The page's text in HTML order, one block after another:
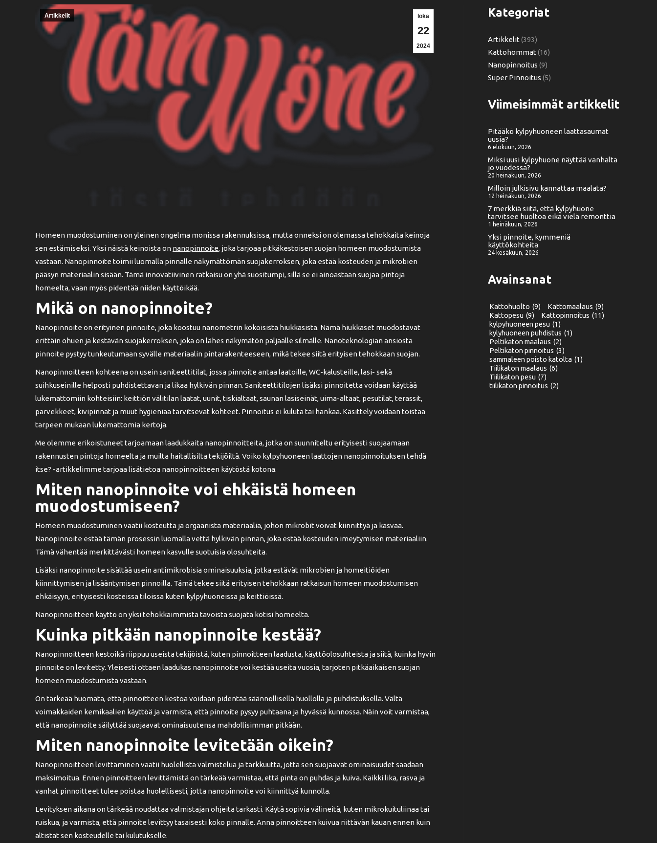
loka
22
2024
Artikkelit
Homeen muodostuminen on yleinen ongelma monissa rakennuksissa, mutta onneksi on olemassa tehokkaita keinoja
sen estämiseksi. Yksi näistä keinoista on nanopinnoite, joka tarjoaa pitkäkestoisen suojan homeen muodostumista
vastaan. Nanopinnoite toimii luomalla pinnalle näkymättömän suojakerroksen, joka estää kosteuden ja mikrobien
pääsyn materiaalin sisään. Tämä innovatiivinen ratkaisu on yhä suositumpi, sillä se ei ainoastaan suojaa pintoja
homeelta, vaan myös pidentää niiden käyttöikää.
Mikä on nanopinnoite?
Nanopinnoite on erityinen pinnoite, joka koostuu nanometrin kokoisista hiukkasista. Nämä hiukkaset muodostavat
erittäin ohuen ja kestävän suojakerroksen, joka on lähes näkymätön paljaalle silmälle. Nanoteknologian ansiosta
pinnoite pystyy tunkeutumaan syvälle materiaalin pintarakenteeseen, mikä tekee siitä erityisen tehokkaan suojan.
Nanopinnoitteen kohteena on usein saniteettitilat, jossa pinnoite antaa laatoille, WC-kalusteille, lasi- sekä
suihkuseinille helposti puhdistettavan ja likaa hylkivän pinnan. Saniteettitilojen lisäksi pinnoitetta voidaan käyttää
lukemattomiin kohteisiin: keittiön välitilan laatat, uunit, tiskialtaat, saunan lasiseinät, uima-altaat, pesutilat, terassit,
parvekkeet, kivipinnat ja muut hygieniaa tarvitsevat kohteet. Pinnoitus ei kuluta tai hankaa. Käsittely voidaan toistaa
tarpeen mukaan lukemattomia kertoja.
Me olemme erikoistuneet tarjoamaan laadukkaita nanopinnoitteita, jotka on suunniteltu erityisesti suojaamaan
rakennusten pintoja homeelta ja muilta haitallisilta tekijöiltä. Voiko kylpyhuoneen laattojen nanopinnoituksen tehdä
itse? -artikkelimme tarjoaa lisätietoa nanopinnoitteen käytöstä kotona.
Miten nanopinnoite voi ehkäistä homeen
muodostumiseen?
Homeen muodostuminen vaatii kosteutta ja orgaanista materiaalia, johon mikrobit voivat kiinnittyä ja kasvaa.
Nanopinnoite estää tämän prosessin luomalla vettä hylkivän pinnan, joka estää kosteuden imeytymisen materiaaliin.
Tämä vähentää merkittävästi homeen kasvulle suotuisia olosuhteita.
Lisäksi nanopinnoite sisältää usein antimikrobisia ominaisuuksia, jotka estävät mikrobien ja homeitiöiden
kiinnittymisen ja lisääntymisen pinnoilla. Tämä tekee siitä erityisen tehokkaan ratkaisun homeen muodostumisen
ehkäisyyn, erityisesti kosteissa tiloissa kuten kylpyhuoneissa ja keittiöissä.
Nanopinnoitteen käyttö on yksi tehokkaimmista tavoista suojata kotisi homeelta.
Kuinka pitkään nanopinnoite kestää?
Nanopinnoitteen kestoikä riippuu useista tekijöistä, kuten pinnoitteen laadusta, käyttöolosuhteista ja siitä, kuinka hyvin
pinnoite on levitetty. Yleisesti ottaen laadukas nanopinnoite voi kestää useita vuosia, tarjoten pitkäaikaisen suojan
homeen muodostumista vastaan.
On tärkeää huomata, että pinnoitteen kestoa voidaan pidentää säännöllisellä huollolla ja puhdistuksella. Vältä
voimakkaiden kemikaalien käyttöä ja varmista, että pinnoite pysyy puhtaana ja hyvässä kunnossa. Näin voit varmistaa,
että nanopinnoite säilyttää suojaavat ominaisuutensa mahdollisimman pitkään.
Miten nanopinnoite levitetään oikein?
Nanopinnoitteen levittäminen vaatii huolellista valmistelua ja tarkkuutta, jotta sen suojaavat ominaisuudet saadaan
maksimoitua. Ennen pinnoitteen levittämistä on tärkeää varmistaa, että pinta on puhdas ja kuiva. Kaikki lika, rasva ja
vanhat pinnoitteet tulee poistaa huolellisesti, jotta nanopinnoite voi kiinnittyä kunnolla.
Levityksen aikana on tärkeää noudattaa valmistajan ohjeita tarkasti. Käytä sopivia välineitä, kuten mikrokuituliinaa tai
ruiskua, ja varmista, että pinnoite levittyy tasaisesti koko pinnalle. Anna pinnoitteen kuivua riittävän kauan ennen kuin
altistat sen kosteudelle tai kulutukselle.
Kategoriat
Artikkelit (393)
Kattohommat (16)
Nanopinnoitus (9)
Super Pinnoitus (5)
Viimeisimmät artikkelit
Pitääkö kylpyhuoneen laattasaumat
uusia?
6 elokuun, 2026
Miksi uusi kylpyhuone näyttää vanhalta
jo vuodessa?
20 heinäkuun, 2026
Milloin julkisivu kannattaa maalata?
12 heinäkuun, 2026
7 merkkiä siitä, että kylpyhuone
tarvitsee huoltoa eikä vielä remonttia
1 heinäkuun, 2026
Yksi pinnoite, kymmeniä
käyttökohteita
24 kesäkuun, 2026
Avainsanat
Kattohuolto (9) Kattomaalaus (9)
Kattopesu (9) Kattopinnoitus (11)
kylpyhuoneen pesu (1)
kylyhuoneen puhdistus (1)
Peltikaton maalaus (2)
Peltikaton pinnoitus (3)
sammaleen poisto katolta (1)
Tiilikaton maalaus (6)
Tiilikaton pesu (7)
tiilikaton pinnoitus (2)